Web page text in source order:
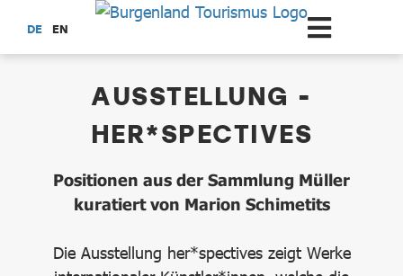
Zum Hauptinhalt springen
DE EN
AUSSTELLUNG -
HER*SPECTIVES
Positionen aus der Sammlung Müller
kuratiert von Marion Schimetits
Die Ausstellung her*spectives zeigt Werke